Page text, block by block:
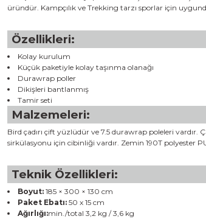
üründür. Kampçılık ve Trekking tarzı sporlar için
Özellikleri:
Kolay kurulum
Küçük paketiyle kolay taşınma olanağı
Durawrap poller
Dikişleri bantlanmış
Tamir seti
Malzemeleri:
Bird çadırı çift yüzlüdür ve 7.5 durawrap poleleri vardır.
sirkülasyonu için cibinliği vardır. Zemin 190T polyester
Teknik Özellikleri:
Boyut: 185 × 300 × 130 cm
Paket Ebatı: 50 x 15 cm
Ağırlığı:min./total 3,2 kg / 3,6 kg